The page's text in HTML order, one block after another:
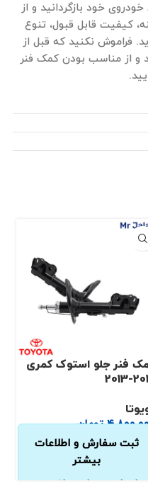
خود بازگردانید و از
کیفیت قابل قبول، تنوع
فراموش نکنید که قبل از
از مناسب بودن کمک فنر
فنر جلو استوک کمری
2012-
تومان
ثبت سفارش و اطلاعات
بیشتر
از طریق تماس تلفنی و